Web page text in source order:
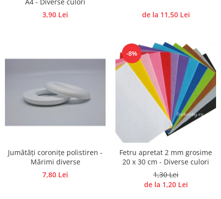
3,90 Lei
de la 11,50 Lei
Jumătăți coronițe polistiren -
Mărimi diverse
7,80 Lei
-8%
Fetru apretat 2 mm grosime
20 x 30 cm - Diverse culori
1,30 Lei
de la 1,20 Lei